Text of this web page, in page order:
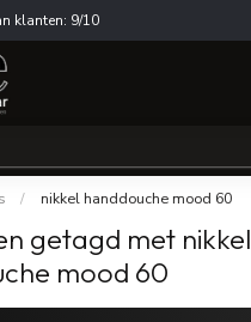
klanten: 9/10
/ nikkel handdouche mood 60
getagd met nikkel
mood 60